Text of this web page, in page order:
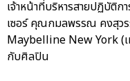
เจ้าหน้าที่บริหารสายปฏิบัติก
เซอร์ คุณกมลพรรณ คงสุว
Maybelline New York (เ
กับศิลปิน